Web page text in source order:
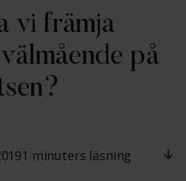
vi främja
på
1 minuters läsning